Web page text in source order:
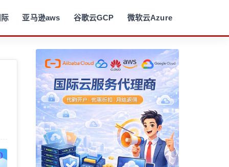
亚马逊aws 谷歌云GCP 微软云Azure